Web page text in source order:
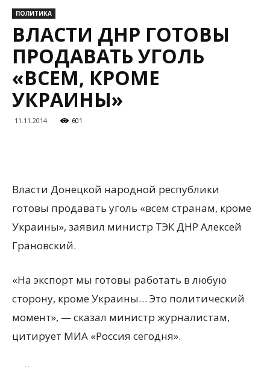
ПОЛИТИКА
ВЛАСТИ ДНР ГОТОВЫ
ПРОДАВАТЬ УГОЛЬ
«ВСЕМ, КРОМЕ
УКРАИНЫ»
11.11.2014 601
Власти Донецкой народной республики
готовы продавать уголь «всем странам, кроме
Украины», заявил министр ТЭК ДНР Алексей
Грановский.
«На экспорт мы готовы работать в любую
сторону, кроме Украины… Это политический
момент», — сказал министр журналистам,
цитирует МИА «Россия сегодня».